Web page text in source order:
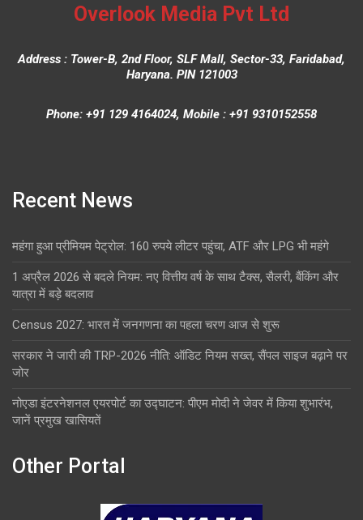
Overlook Media Pvt Ltd
Address : Tower-B, 2nd Floor, SLF Mall, Sector-33, Faridabad,
Haryana. PIN 121003
Phone: +91 129 4164024, Mobile : +91 9310152558
Recent News
महंगा हुआ प्रीमियम पेट्रोल: 160 रुपये लीटर पहुंचा, ATF और LPG भी महंगे
1 अप्रैल 2026 से बदले नियम: नए वित्तीय वर्ष के साथ टैक्स, सैलरी, बैंकिंग और
यात्रा में बड़े बदलाव
Census 2027: भारत में जनगणना का पहला चरण आज से शुरू
सरकार ने जारी की TRP-2026 नीति: ऑडिट नियम सख्त, सैंपल साइज बढ़ाने पर
जोर
नोएडा इंटरनेशनल एयरपोर्ट का उद्घाटन: पीएम मोदी ने जेवर में किया शुभारंभ,
जानें प्रमुख खासियतें
Other Portal